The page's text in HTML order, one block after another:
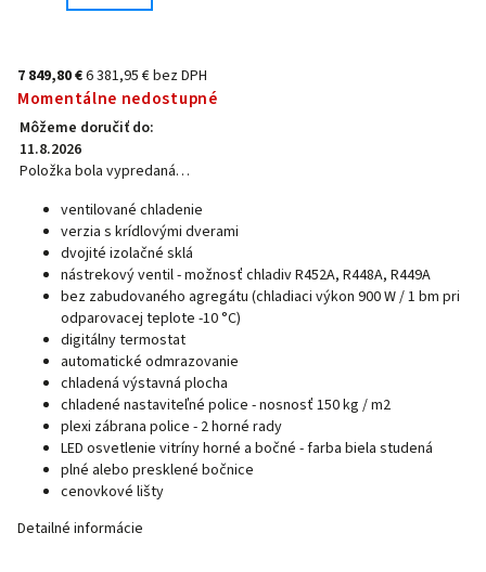
7 849,80 €6 381,95 € bez DPH
Momentálne nedostupné
Môžeme doručiť do:
11.8.2026
Položka bola vypredaná…
ventilované chladenie
verzia s krídlovými dverami
dvojité izolačné sklá
nástrekový ventil - možnosť chladiv R452A, R448A, R449A
bez zabudovaného agregátu (chladiaci výkon 900 W / 1 bm pri
odparovacej teplote -10 °C)
digitálny termostat
automatické odmrazovanie
chladená výstavná plocha
chladené nastaviteľné police - nosnosť 150 kg / m2
plexi zábrana police - 2 horné rady
LED osvetlenie vitríny horné a bočné - farba biela studená
plné alebo presklené bočnice
cenovkové lišty
Detailné informácie